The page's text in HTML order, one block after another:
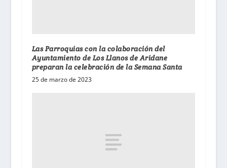
Las Parroquias con la colaboración del
Ayuntamiento de Los Llanos de Aridane
preparan la celebración de la Semana Santa
25 de marzo de 2023